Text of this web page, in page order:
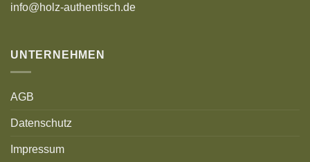
info@holz-authentisch.de
UNTERNEHMEN
AGB
Datenschutz
Impressum